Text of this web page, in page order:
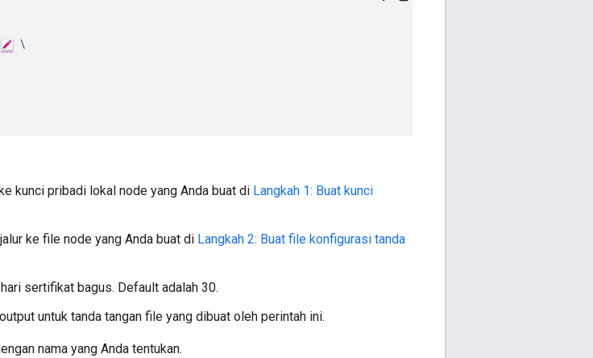
\
kunci pribadi lokal node yang Anda buat di Langkah 1: Buat kunci
ke file node yang Anda buat di Langkah 2: Buat file konfigurasi tanda
sertifikat bagus. Default adalah 30.
untuk tanda tangan file yang dibuat oleh perintah ini.
nama yang Anda tentukan.